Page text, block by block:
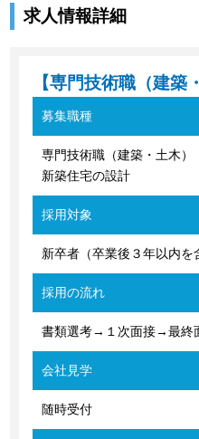
求人情報詳細
【専門技術職（建築
募集職種
専門技術職（建築・土木）
新築住宅の設計
採用対象
新卒者（卒業後３年以内を
採用の流れ
書類選考→１次面接→最終
会社見学
随時受付